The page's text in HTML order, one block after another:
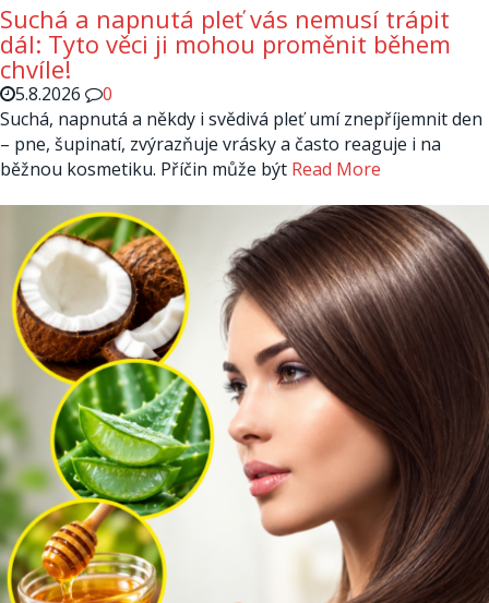
Suchá a napnutá pleť vás nemusí trápit
dál: Tyto věci ji mohou proměnit během
chvíle!
5.8.2026
0
Suchá, napnutá a někdy i svědivá pleť umí znepříjemnit den
– pne, šupinatí, zvýrazňuje vrásky a často reaguje i na
běžnou kosmetiku. Příčin může být Read More